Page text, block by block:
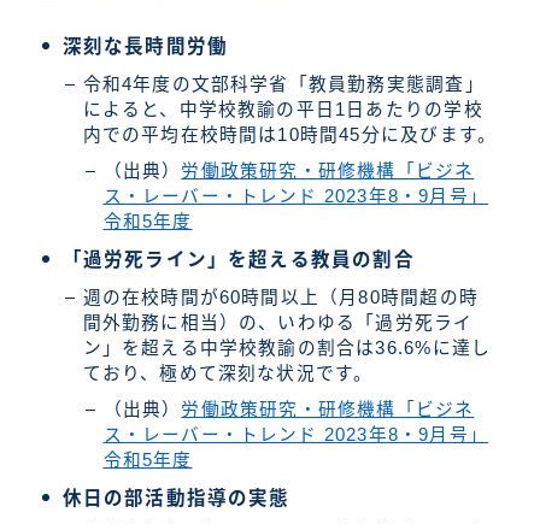
深刻な長時間労働
令和4年度の文部科学省「教員勤務実態調査」
によると、中学校教諭の平日1日あたりの学校
内での平均在校時間は10時間45分に及びます。
（出典） 労働政策研究・研修機構「ビジネ
ス・レーバー・トレンド 2023年8・9月号」
令和5年度
「過労死ライン」を超える教員の割合
週の在校時間が60時間以上（月80時間超の時
間外勤務に相当）の、いわゆる「過労死ライ
ン」を超える中学校教諭の割合は36.6%に達し
ており、極めて深刻な状況です。
（出典） 労働政策研究・研修機構「ビジネ
ス・レーバー・トレンド 2023年8・9月号」
令和5年度
休日の部活動指導の実態